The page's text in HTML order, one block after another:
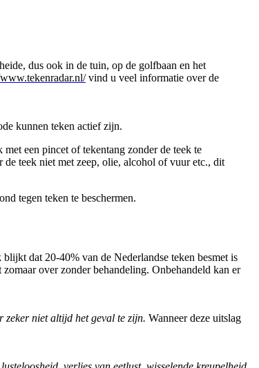
dus ook in de tuin, op de golfbaan en het
vind u veel informatie over de
kunnen teken actief zijn.
met een pincet of tekentang zonder de teek te
de teek niet met zeep, olie, alcohol of vuur etc., dit
tegen teken te beschermen.
dat 20-40% van de Nederlandse teken besmet is
over zonder behandeling. Onbehandeld kan er
zeker niet altijd het geval te zijn. Wanneer deze uitslag